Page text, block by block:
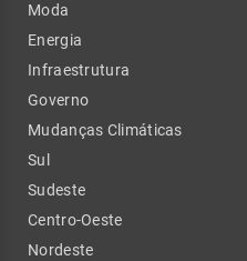
Moda
Energia
Infraestrutura
Governo
Mudanças Climáticas
Sul
Sudeste
Centro-Oeste
Nordeste